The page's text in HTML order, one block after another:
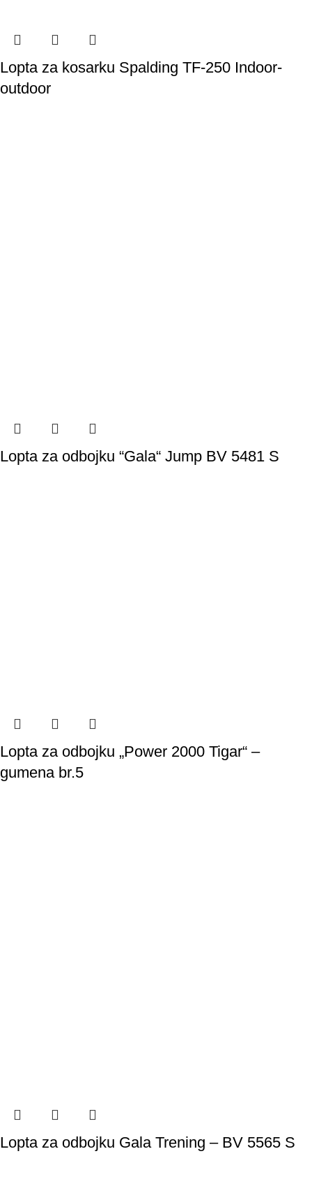
Lopta za kosarku Spalding TF-250 Indoor-
outdoor
Lopta za odbojku “Gala“ Jump BV 5481 S
Lopta za odbojku „Power 2000 Tigar“ –
gumena br.5
Lopta za odbojku Gala Trening – BV 5565 S